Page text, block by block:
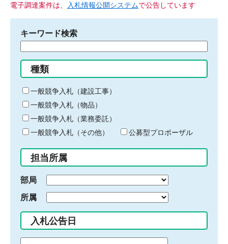
電子調達案件は、 入札情報公開システムで公告しています
キーワード検索
る
キ
ー
ワ
ー
ド
入
力
種類
一般競争入札（建設工事）
一般競争入札（物品）
一般競争入札（業務委託）
一般競争入札（その他）
公募型プロポーザル
担当所属
部局
所属
入札公告日